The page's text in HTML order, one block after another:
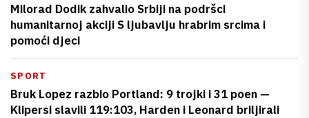
Milorad Dodik zahvalio Srbiji na podršci
humanitarnoj akciji S ljubavlju hrabrim srcima i
pomoći djeci
SPORT
Bruk Lopez razbio Portland: 9 trojki i 31 poen —
Klipersi slavili 119:103, Harden i Leonard briljirali